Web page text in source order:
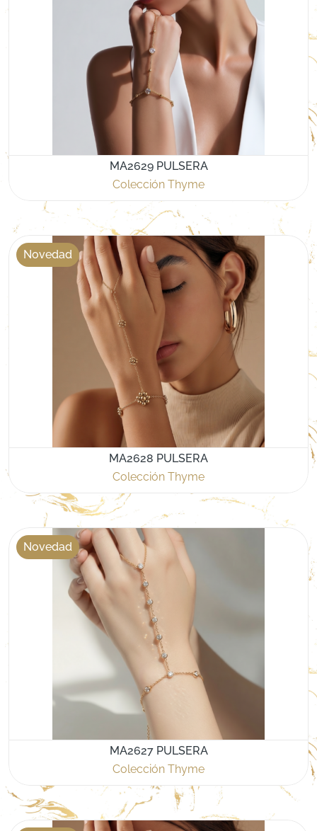
MA2629 PULSERA
Colección Thyme
Novedad
MA2628 PULSERA
Colección Thyme
Novedad
MA2627 PULSERA
Colección Thyme